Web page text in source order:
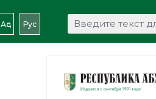
Аԥс Рус Искать...